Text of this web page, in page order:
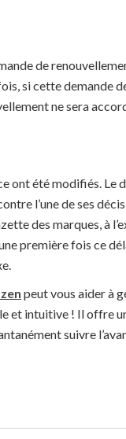
de
si cette demande
ne sera
ont été modifiés. Le
l’une de ses
des marques, à
première fois ce
peut vous aider à
et intuitive ! Il offre
suivre